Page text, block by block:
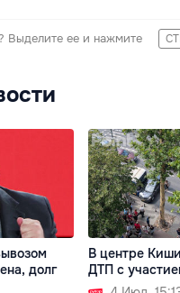
Выделите ее и нажмите
долг
В центре
ДТП с